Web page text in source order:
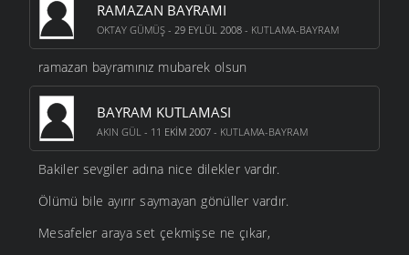
RAMAZAN BAYRAMI
OKTAY GÜMÜŞ - 29 EYLÜL 2008 - KUTLAMA-BAYRAM
ramazan bayramınız mubarek olsun
BAYRAM KUTLAMASI
AKIN GÜL - 11 EKIM 2007 - KUTLAMA-BAYRAM
Bakiler sevgiler adına nice dilekler vardır.
Ölümü bile ayırır saymayan gönüller vardır.
Mesafeler araya set çekmişse ne çıkar,